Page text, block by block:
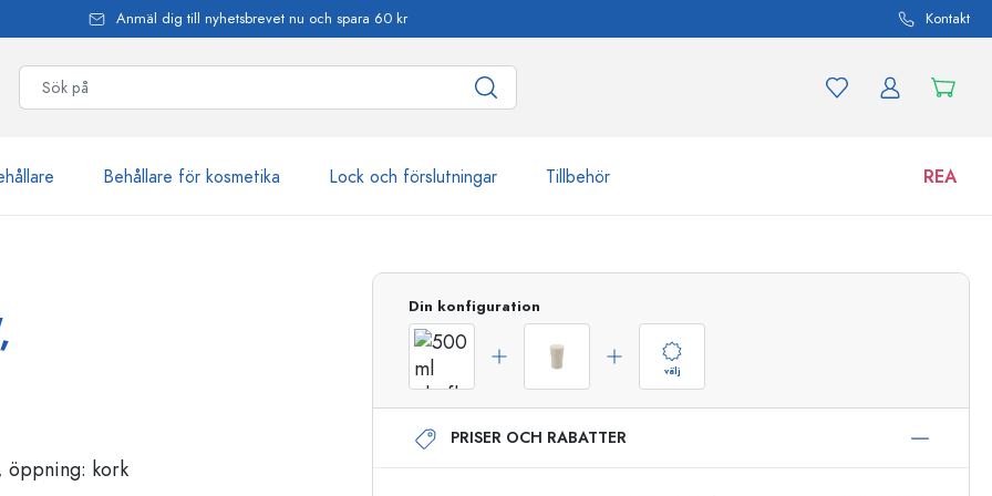
Anmäl dig till nyhetsbrevet nu och spara 60 kr Kontakt
Behållare för kosmetika Lock och förslutningar Tillbehör REA
Sprayflaskor
Airless dispenser
Roll on-flaskor
Burkar
Upptäck nu
Handla nu
Din konfiguration
välj
PRISER OCH RABATTER